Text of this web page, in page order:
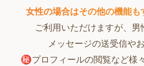
女性の場合はその他の機能も
ご利用いただけますが、男
メッセージの送受信や
㊙︎プロフィールの閲覧など様